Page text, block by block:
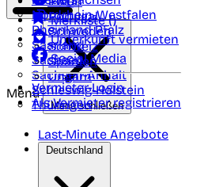
Nordrhein-Westfalen
Rheinland Pfalz
Saarland
Sachsen
Sachsen-Anhalt
Schleswig-Holstein
Thüringen
Portugal
Schweden
Schweiz
Spanien
Ungarn
Merkliste ()
Unterkunft vermieten
Social Media
Vermieter-Login
Als Vermieter registrieren
Menü
Menü schließen
Last-Minute Angebote
Deutschland